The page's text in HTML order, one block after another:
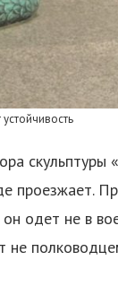
скульптуры
проезжает.
он одет не в
не